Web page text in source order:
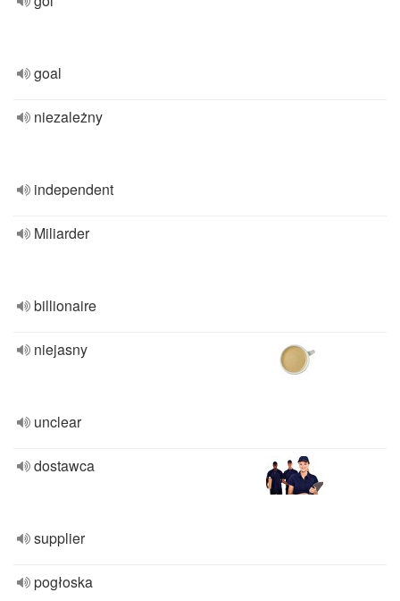
goal
niezależny
independent
Miliarder
billionaire
niejasny
unclear
dostawca
supplier
pogłoska